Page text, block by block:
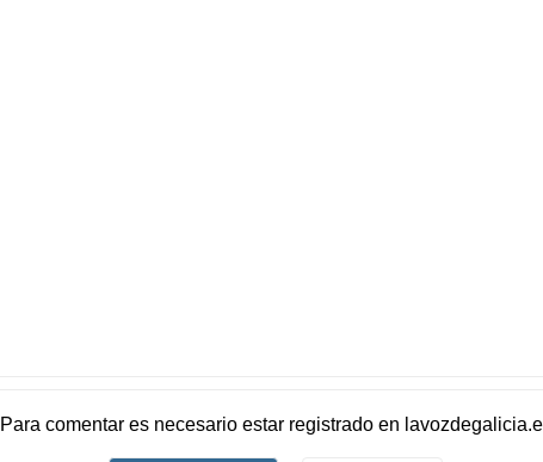
Para comentar es necesario estar registradoen